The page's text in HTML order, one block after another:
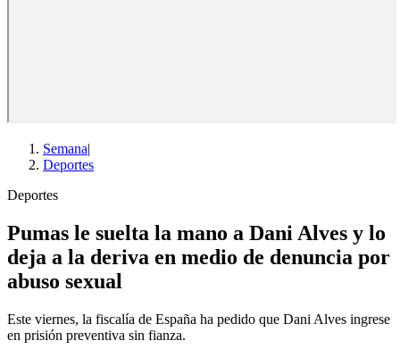
Semana|
Deportes
Deportes
Pumas le suelta la mano a Dani Alves y lo
deja a la deriva en medio de denuncia por
abuso sexual
Este viernes, la fiscalía de España ha pedido que Dani Alves ingrese
en prisión preventiva sin fianza.